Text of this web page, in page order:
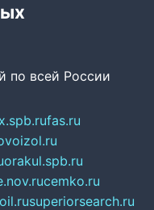
по всей России
fas.ru
orakul.spb.ru
cemko.ru
superiorsearch.ru